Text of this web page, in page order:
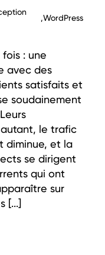
,WordPress
: une
avec des
satisfaits et
soudainement
le trafic
diminue, et la
se dirigent
qui ont
sur
[...]